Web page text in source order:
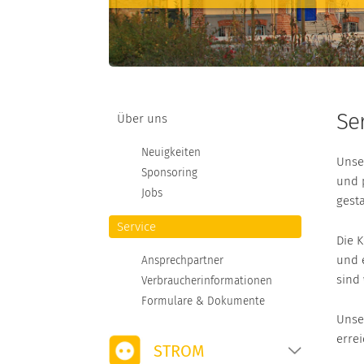
STROMKENNZEICHNUNG
MARKTPARTNER
Über uns
Neuigkeiten
Sponsoring
Jobs
Service
Ansprechpartner
Verbraucherinformationen
Formulare & Dokumente
STROM
und
Die
und
sind